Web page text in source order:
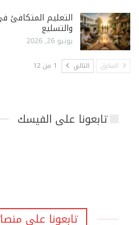
التعليم المتكافئ
والتسليع
يونيو 26, 2026
السابق التالي 1 من 12
تابعونا على الفيسك
تابعونا على